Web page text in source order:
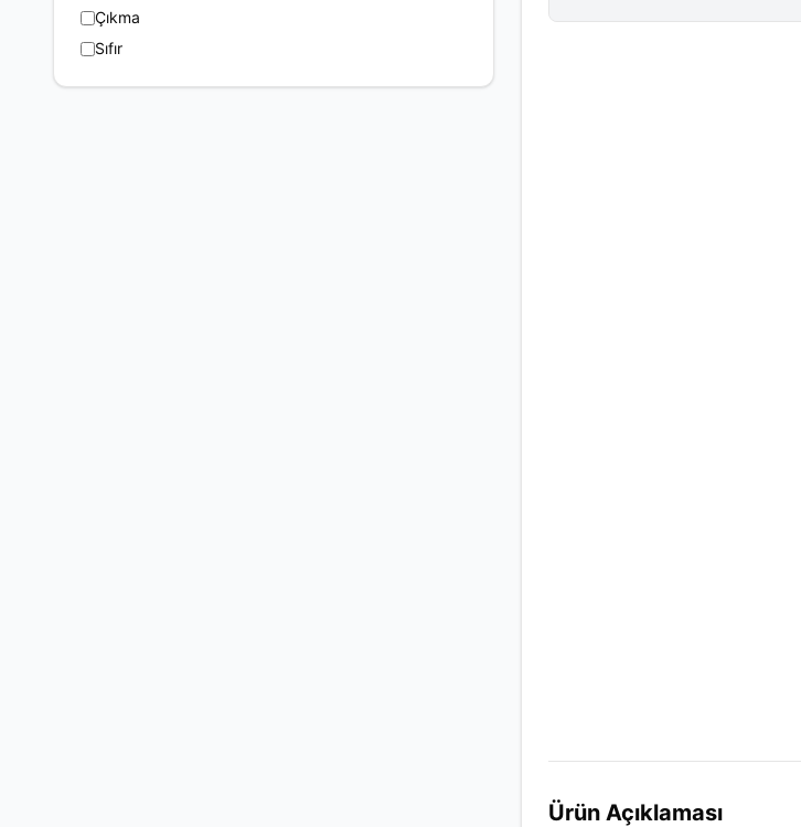
Çıkma
Sıfır
Ürün Açıklaması